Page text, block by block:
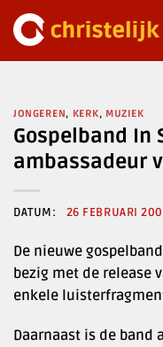
naar
JONGEREN, KERK, MUZIEK
Gospelband In
ambassadeur
26 FEBRUARI
De nieuwe
bezig met de release
enkele
Daarnaast is de band